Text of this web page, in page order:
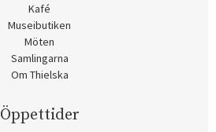
Kafé
Museibutiken
Möten
Samlingarna
Om Thielska
Öppettider